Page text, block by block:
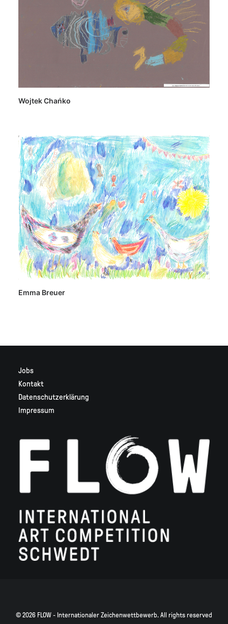
Wojtek Chańko
Emma Breuer
Jobs
Kontakt
Datenschutzerklärung
Impressum
© 2026 FLOW - Internationaler Zeichenwettbewerb. All rights reserved